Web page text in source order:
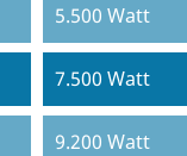
5.500 Watt
7.500 Watt
9.200 Watt